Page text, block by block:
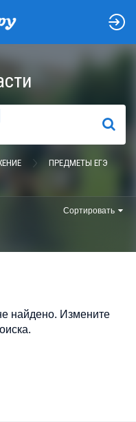
НАЙТИ
ПРЕДМЕТЫ ЕГЭ
Сортировать
найдено. Измените